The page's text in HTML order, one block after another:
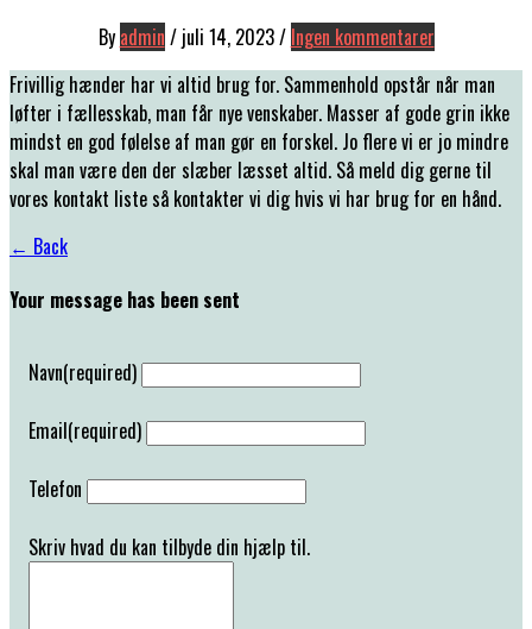
By admin / juli 14, 2023/ Ingen kommentarer
Frivillig hænder har vi altid brug for. Sammenhold opstår når man
løfter i fællesskab, man får nye venskaber. Masser af gode grin ikke
mindst en god følelse af man gør en forskel. Jo flere vi er jo mindre
skal man være den der slæber læsset altid. Så meld dig gerne til
vores kontakt liste så kontakter vi dig hvis vi har brug for en hånd.
← Back
Your message has been sent
Navn(required)
Email(required)
Telefon
Skriv hvad du kan tilbyde din hjælp til.